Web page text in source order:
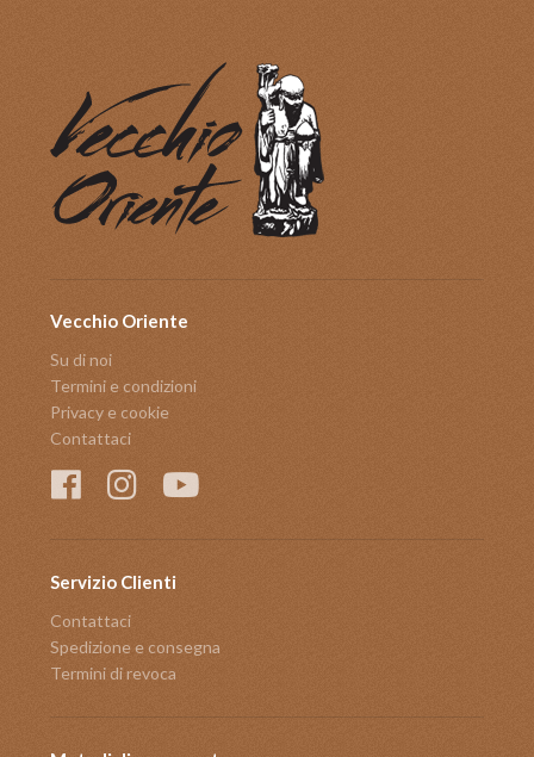
Vecchio Oriente
Su di noi
Termini e condizioni
Privacy e cookie
Contattaci
Servizio Clienti
Contattaci
Spedizione e consegna
Termini di revoca